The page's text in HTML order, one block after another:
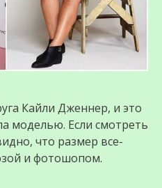
Кайли Дженнер, и это
модeлью. Если смотреть
что размер все-
и фотошопом.